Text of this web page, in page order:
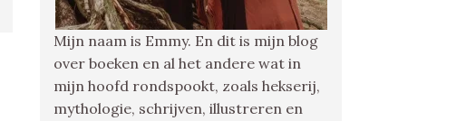
Mijn naam is Emmy. En dit is mijn blog
over boeken en al het andere wat in
mijn hoofd rondspookt, zoals hekserij,
mythologie, schrijven, illustreren en